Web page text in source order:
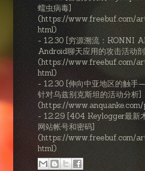
蠕虫病毒]
(https://www.freebuf.com/
html)
- 12.30 [穷源溯流：KONNI
Android聊天应用的攻击活动
(https://www.freebuf.com/
html)
- 12.30 [伸向中亚地区的触
针对乌兹别克斯坦的活动分析]
(https://
- 12.29 [404 Keylogger最新
网站帐号和密码]
(https://www.freebuf.com/
html)